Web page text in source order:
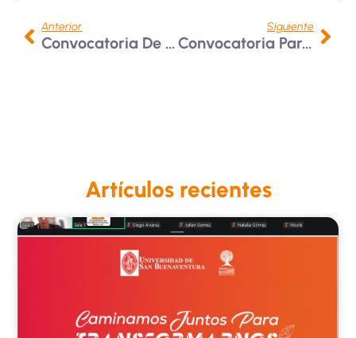
Anterior
Convocatoria De Movilidad Con La Universidad De Sonora, México 2025
Siguiente
Convocatoria Para El Programa UniSinú Connect: Clases Espejo 2025-1
Artículos recientes